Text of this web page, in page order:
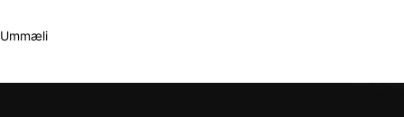
Ummæli